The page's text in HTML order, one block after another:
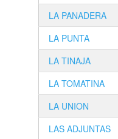
LA PANADERA
LA PUNTA
LA TINAJA
LA TOMATINA
LA UNION
LAS ADJUNTAS